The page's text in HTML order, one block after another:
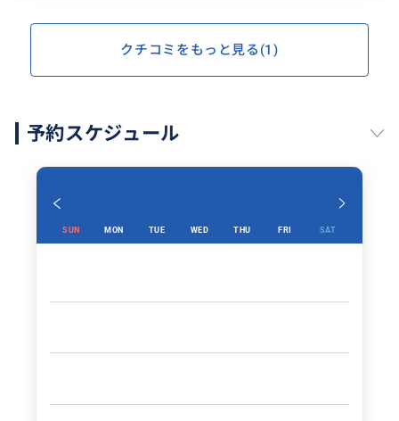
クチコミをもっと見る(1)
予約スケジュール
SUN MON TUE WED THU FRI SAT